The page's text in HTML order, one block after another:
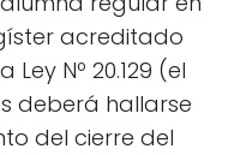
acreditado
Nº 20.129 (el
deberá hallarse
del cierre del